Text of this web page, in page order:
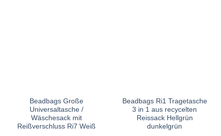
Beadbags Große
Universaltasche /
Wäschesack mit
Reißverschluss Ri7 Weiß
Beadbags Ri1 Tragetasche
3 in 1 aus recycelten
Reissack Hellgrün
dunkelgrün